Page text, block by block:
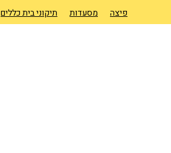
פיצה מסעדות תיקוני בית כללים